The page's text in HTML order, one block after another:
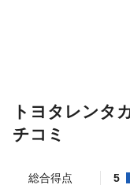
トヨタレンタ
チコミ
総合得点
5